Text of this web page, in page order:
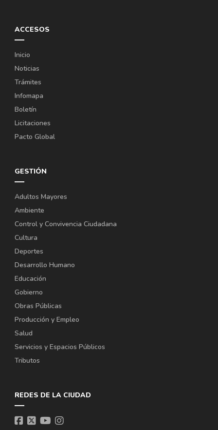
ACCESOS
Inicio
Noticias
Trámites
Infomapa
Boletín
Licitaciones
Pacto Global
GESTIÓN
Adultos Mayores
Ambiente
Control y Convivencia Ciudadana
Cultura
Deportes
Desarrollo Humano
Educación
Gobierno
Obras Públicas
Producción y Empleo
Salud
Servicios y Espacios Públicos
Tributos
REDES DE LA CIUDAD